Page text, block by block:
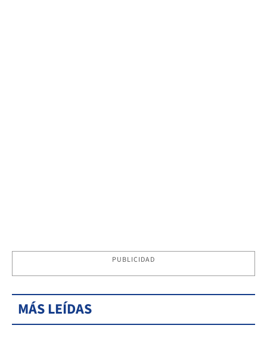
PUBLICIDAD
MÁS LEÍDAS